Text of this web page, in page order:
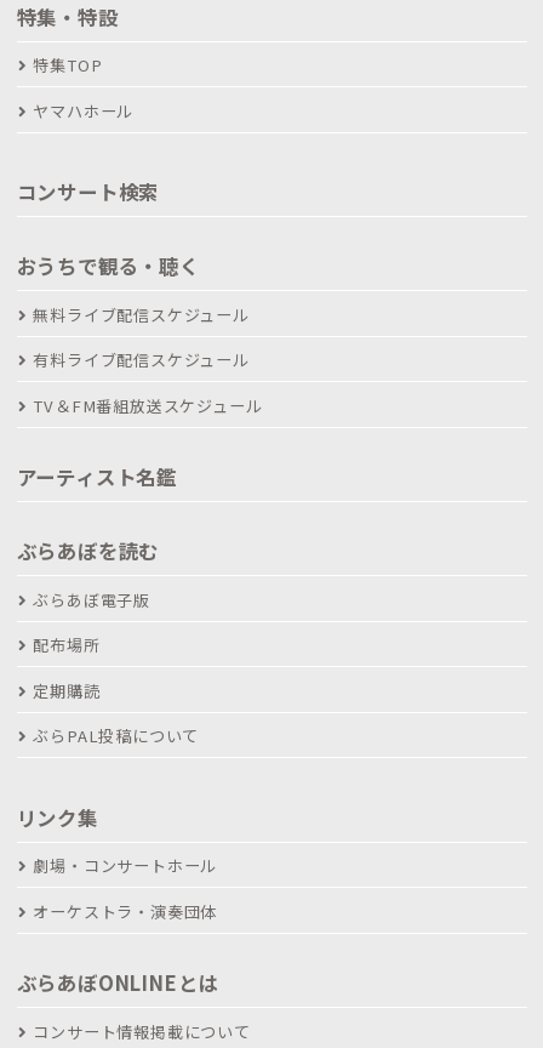
特集・特設
特集TOP
ヤマハホール
コンサート検索
おうちで観る・聴く
無料ライブ配信スケジュール
有料ライブ配信スケジュール
TV＆FM番組放送スケジュール
アーティスト名鑑
ぶらあぼを読む
ぶらあぼ電子版
配布場所
定期購読
ぶらPAL投稿について
リンク集
劇場・コンサートホール
オーケストラ・演奏団体
ぶらあぼONLINEとは
コンサート情報掲載について